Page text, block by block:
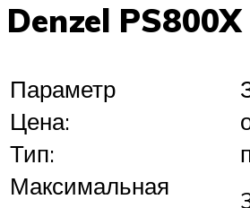
Denzel
Параметр
Цена:
Тип:
Максимальная